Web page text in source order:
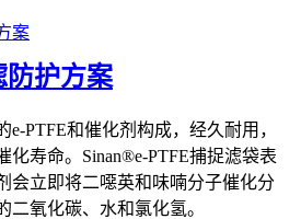
防护方案
e-PTFE和催化剂构成，经久耐用，
化寿命。Sinan®e-PTFE捕捉滤袋表
会立即将二噁英和味喃分子催化分
二氧化碳、水和氯化氢。